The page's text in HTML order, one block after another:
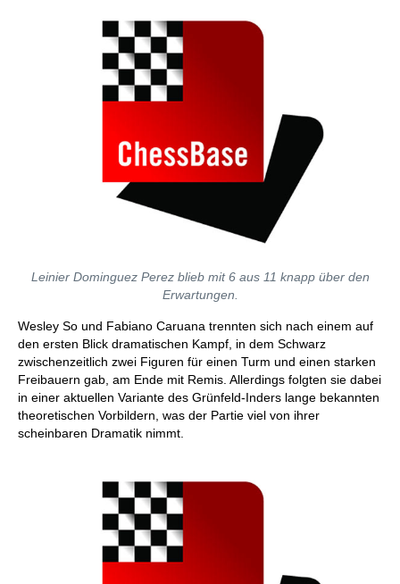
Leinier Dominguez Perez blieb mit 6 aus 11 knapp über den
Erwartungen.
Wesley So und Fabiano Caruana trennten sich nach einem auf
den ersten Blick dramatischen Kampf, in dem Schwarz
zwischenzeitlich zwei Figuren für einen Turm und einen starken
Freibauern gab, am Ende mit Remis. Allerdings folgten sie dabei
in einer aktuellen Variante des Grünfeld-Inders lange bekannten
theoretischen Vorbildern, was der Partie viel von ihrer
scheinbaren Dramatik nimmt.